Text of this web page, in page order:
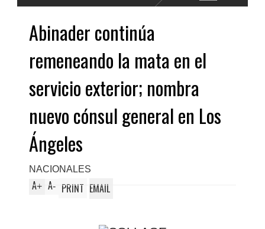
Abinader continúa
remeneando la mata en el
servicio exterior; nombra
nuevo cónsul general en Los
Ángeles
NACIONALES
A+ A- PRINT EMAIL